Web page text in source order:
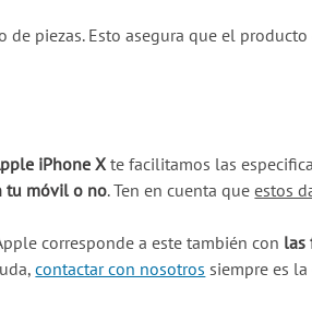
piezas. Esto asegura que el
iPhone X te facilitamos las
tu móvil o no. Ten en cuenta queestos
corresponde a este también con las
contactar con nosotros siempre es